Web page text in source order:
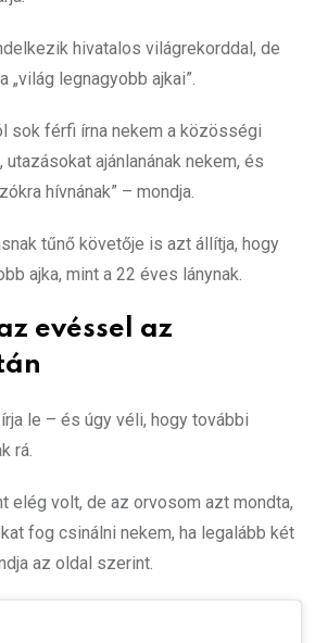
hivatalos világrekorddal, de
„világ legnagyobb ajkai”.
sok férfi írna nekem a közösségi
ajánlanának nekem, és
hívnának” – mondja.
tűnő követője is azt állítja, hogy
ajka, mint a 22 éves lánynak.
evéssel az
le – és úgy véli, hogy további
rá.
elég volt, de az orvosom azt mondta,
fog csinálni nekem, ha legalább két
az oldal szerint.